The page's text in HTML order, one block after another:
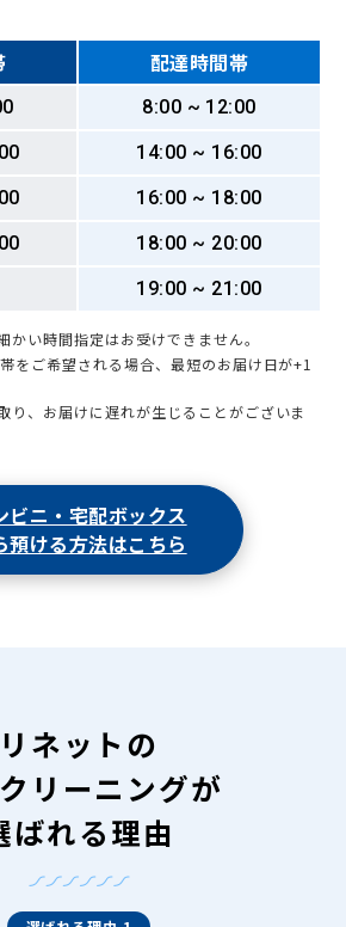
配達時間帯
8:00 ~ 12:00
14:00 ~ 16:00
16:00 ~ 18:00
18:00 ~ 20:00
19:00 ~ 21:00
い時間指定はお受けできません。
をご希望される場合、最短のお届け日が+1
り、お届けに遅れが生じることがございま
ビニ・宅配ボックス
預ける方法はこちら
リネットの
リーニングが
ばれる理由